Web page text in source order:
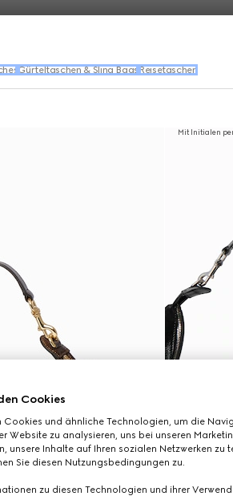
Gürteltaschen & Sling Bags Reisetaschen
Mit Initialen
Cookies
Cookies und ähnliche Technologien, um die
Website zu analysieren, uns bei unseren
unsere Inhalte auf Ihren sozialen Netzwerken zu
Sie diesen Nutzungsbedingungen zu.
zu diesen Technologien und ihrer